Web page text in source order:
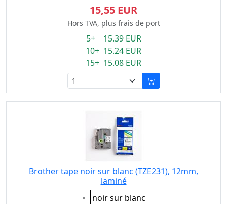
15,55 EUR
Hors TVA, plus frais de port
5+ 15.39 EUR
10+ 15.24 EUR
15+ 15.08 EUR
Brother tape noir sur blanc (TZE231), 12mm,
laminé
Eigenschaft:
noir sur blanc